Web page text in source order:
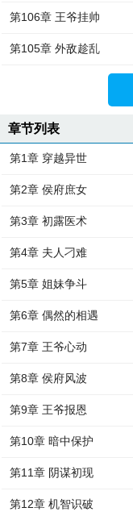
第106章 王爷挂帅
第105章 外敌趁乱
章节列表
第1章 穿越异世
第2章 侯府庶女
第3章 初露医术
第4章 夫人刁难
第5章 姐妹争斗
第6章 偶然的相遇
第7章 王爷心动
第8章 侯府风波
第9章 王爷报恩
第10章 暗中保护
第11章 阴谋初现
第12章 机智识破